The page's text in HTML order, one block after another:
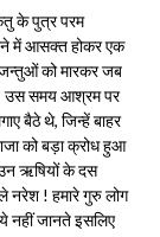
के पुत्र परम
में आसक्त होकर एक
को मारकर जब
उस समय आश्रम पर
बैठे थे, जिन्हें बाहर
को बड़ा क्रोध हुआ
उन ऋषियों के दस
नरेश ! हमारे गुरु लोग
नहीं जानते इसलिए